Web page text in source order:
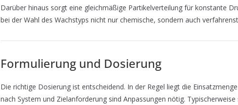
Darüber hinaus sorgt eine gleichmäßige Partikelverteilung für konstante
bei der Wahl des Wachstyps nicht nur chemische, sondern auch
Formulierung und Dosierung
Die richtige Dosierung ist entscheidend. In der Regel liegt die
nach System und Zielanforderung sind Anpassungen nötig.